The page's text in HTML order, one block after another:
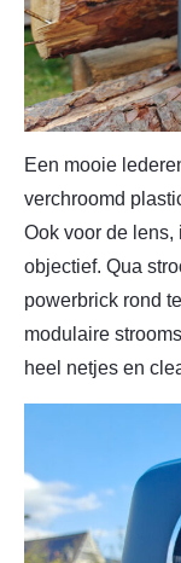
Een mooie
verchroomd
Ook voor de lens,
objectief. Qua
powerbrick rond
modulaire
heel netjes en